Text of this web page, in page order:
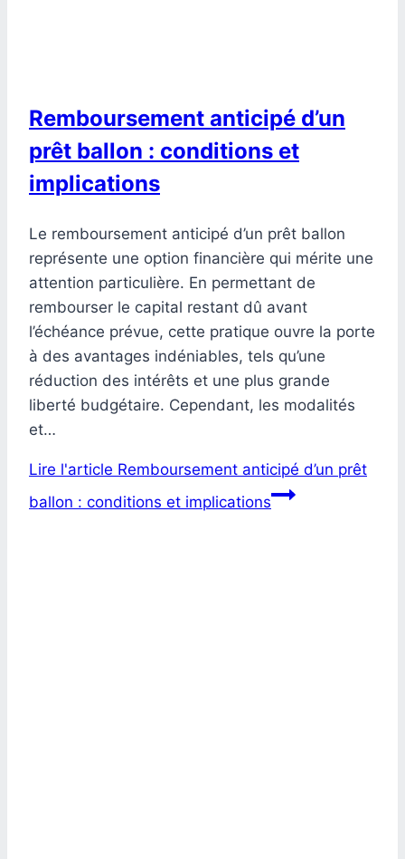
Remboursement anticipé d’un
prêt ballon : conditions et
implications
Le remboursement anticipé d’un prêt ballon
représente une option financière qui mérite une
attention particulière. En permettant de
rembourser le capital restant dû avant
l’échéance prévue, cette pratique ouvre la porte
à des avantages indéniables, tels qu’une
réduction des intérêts et une plus grande
liberté budgétaire. Cependant, les modalités
et…
Lire l'article Remboursement anticipé d’un prêt
ballon : conditions et implications